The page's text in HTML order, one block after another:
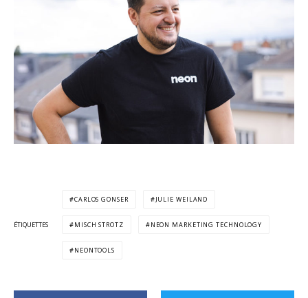
ÉTIQUETTES
CARLOS GONSER JULIE WEILAND
MISCH STROTZ NEON MARKETING TECHNOLOGY
NEONTOOLS